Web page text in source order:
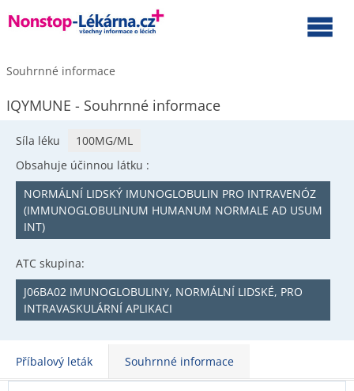
Souhrnné informace
IQYMUNE - Souhrnné informace
Síla léku
100MG/ML
Obsahuje účinnou látku :
NORMÁLNÍ LIDSKÝ IMUNOGLOBULIN PRO INTRAVENÓZ
(IMMUNOGLOBULINUM HUMANUM NORMALE AD USUM
INT)
ATC skupina:
J06BA02 IMUNOGLOBULINY, NORMÁLNÍ LIDSKÉ, PRO
INTRAVASKULÁRNÍ APLIKACI
Příbalový leták Souhrnné informace